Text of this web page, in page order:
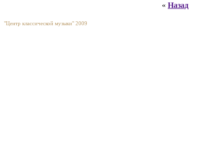
« Назад
"Центр классической музыки" 2009